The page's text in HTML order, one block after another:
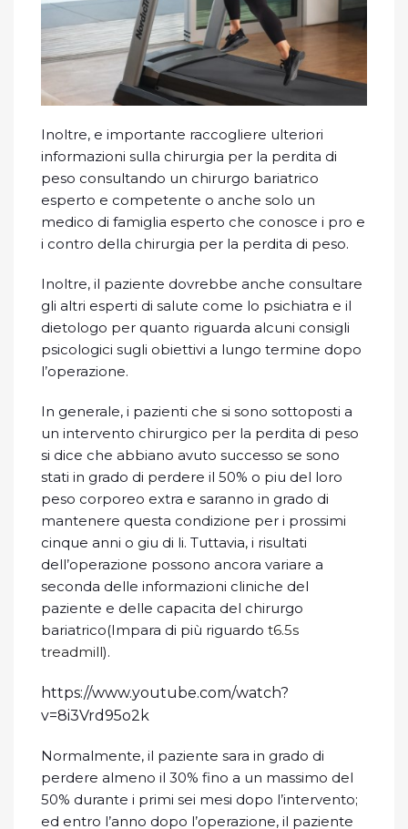
Inoltre, e importante raccogliere ulteriori
informazioni sulla chirurgia per la perdita di
peso consultando un chirurgo bariatrico
esperto e competente o anche solo un
medico di famiglia esperto che conosce i pro e
i contro della chirurgia per la perdita di peso.
Inoltre, il paziente dovrebbe anche consultare
gli altri esperti di salute come lo psichiatra e il
dietologo per quanto riguarda alcuni consigli
psicologici sugli obiettivi a lungo termine dopo
l’operazione.
In generale, i pazienti che si sono sottoposti a
un intervento chirurgico per la perdita di peso
si dice che abbiano avuto successo se sono
stati in grado di perdere il 50% o piu del loro
peso corporeo extra e saranno in grado di
mantenere questa condizione per i prossimi
cinque anni o giu di li. Tuttavia, i risultati
dell’operazione possono ancora variare a
seconda delle informazioni cliniche del
paziente e delle capacita del chirurgo
bariatrico(Impara di più riguardo t6.5s
treadmill).
https://www.youtube.com/watch?
v=8i3Vrd95o2k
Normalmente, il paziente sara in grado di
perdere almeno il 30% fino a un massimo del
50% durante i primi sei mesi dopo l’intervento;
ed entro l’anno dopo l’operazione, il paziente